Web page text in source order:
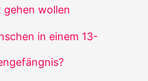
gehen wollen
in einem 13-